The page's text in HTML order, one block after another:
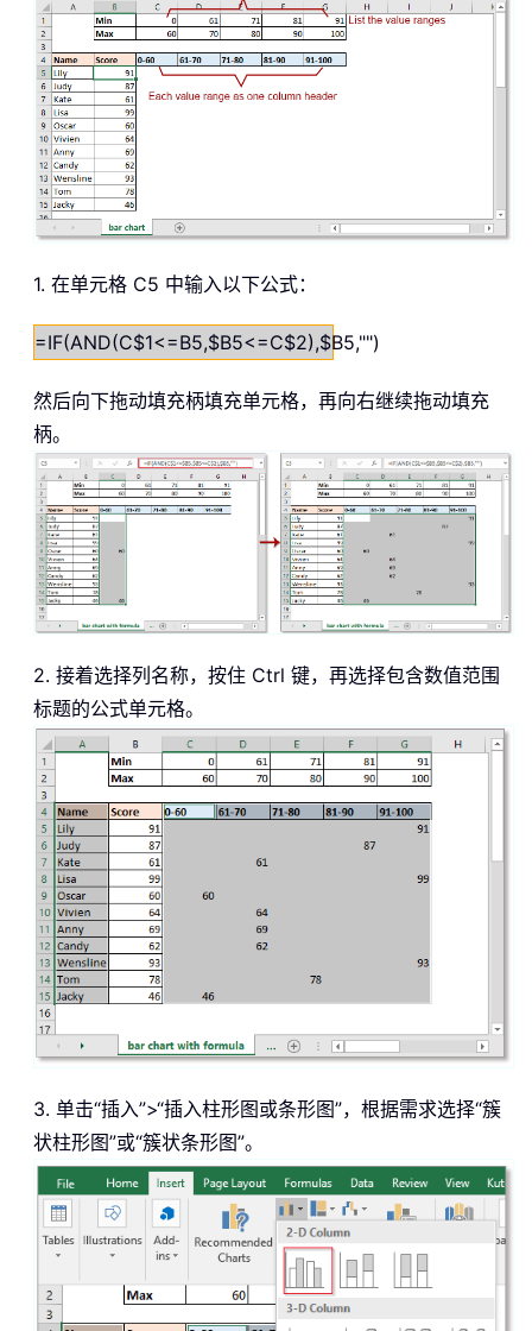
1. 在单元格 C5 中输入以下公式：
=IF(AND(C$1<=B5,$B5<=C$2),$B5,"")
然后向下拖动填充柄填充单元格，再向右继续拖动填充
柄。
2. 接着选择列名称，按住 Ctrl 键，再选择包含数值范围
标题的公式单元格。
3. 单击“插入”>“插入柱形图或条形图”，根据需求选择“簇
状柱形图”或“簇状条形图”。